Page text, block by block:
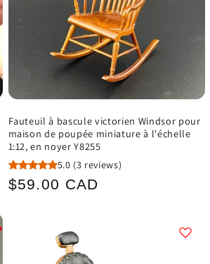
Fauteuil à bascule victorien Windsor pour
maison de poupée miniature à l'échelle
1:12, en noyer Y8255
5.0 (3 reviews)
Prix
$59.00 CAD